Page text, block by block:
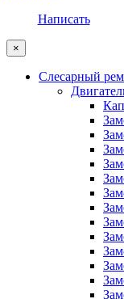
Написать
×
Слесарный